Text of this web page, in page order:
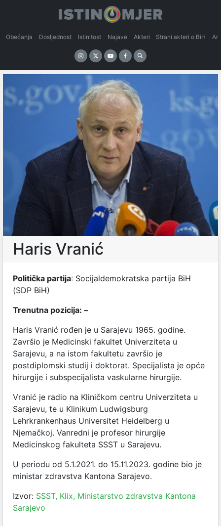
Obećanja Dosljednost Istinitost Najave Akteri Strani akteri o BiH
Haris Vranić
Politička partija: Socijaldemokratska partija BiH
(SDP BiH)
Trenutna pozicija: –
Haris Vranić rođen je u Sarajevu 1965. godine.
Završio je Medicinski fakultet Univerziteta u
Sarajevu, a na istom fakultetu završio je
postdiplomski studij i doktorat. Specijalista je opće
hirurgije i subspecijalista vaskularne hirurgije.
Vranić je radio na Kliničkom centru Univerziteta u
Sarajevu, te u Klinikum Ludwigsburg
Lehrkrankenhaus Universitet Heidelberg u
Njemačkoj. Vanredni je profesor hirurgije
Medicinskog fakulteta SSST u Sarajevu.
U periodu od 5.1.2021. do 15.11.2023. godine bio je
ministar zdravstva Kantona Sarajevo.
Izvor: SSST, Klix, Ministarstvo zdravstva Kantona
Sarajevo